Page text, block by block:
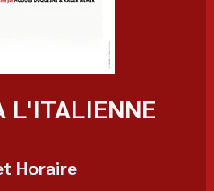
L'ITALIENNE
Horaire